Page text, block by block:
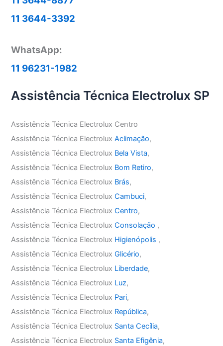
11 3644-3392
WhatsApp:
11 96231-1982
Assistência Técnica Electrolux SP
Assistência Técnica Electrolux Centro
Assistência Técnica ElectroluxAclimação,
Assistência Técnica Electrolux Bela Vista,
Assistência Técnica Electrolux Bom Retiro,
Assistência Técnica Electrolux Brás,
Assistência Técnica ElectroluxCambuci,
Assistência Técnica ElectroluxCentro,
Assistência Técnica ElectroluxConsolação ,
Assistência Técnica Electrolux Higienópolis ,
Assistência Técnica ElectroluxGlicério,
Assistência Técnica Electrolux Liberdade,
Assistência Técnica Electrolux Luz,
Assistência Técnica Electrolux Pari,
Assistência Técnica Electrolux República,
Assistência Técnica Electrolux Santa Cecília,
Assistência Técnica Electrolux Santa Efigênia,